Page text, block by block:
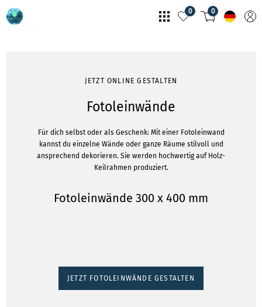
0 0
JETZT ONLINE GESTALTEN
Fotoleinwände
Für dich selbst oder als Geschenk: Mit einer Fotoleinwand
kannst du einzelne Wände oder ganze Räume stilvoll und
ansprechend dekorieren. Sie werden hochwertig auf Holz-
Keilrahmen produziert.
Fotoleinwände 300 x 400 mm
JETZT FOTOLEINWÄNDE GESTALTEN